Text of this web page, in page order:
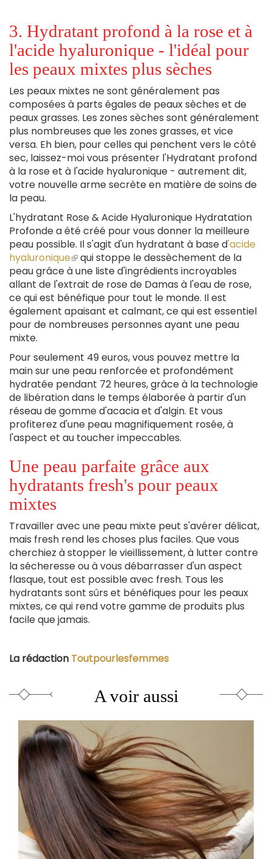
3. Hydratant profond à la rose et à
l'acide hyaluronique - l'idéal pour
les peaux mixtes plus sèches
Les peaux mixtes ne sont généralement pas
composées à parts égales de peaux sèches et de
peaux grasses. Les zones sèches sont généralement
plus nombreuses que les zones grasses, et vice
versa. Eh bien, pour celles qui penchent vers le côté
sec, laissez-moi vous présenter l'Hydratant profond
à la rose et à l'acide hyaluronique - autrement dit,
votre nouvelle arme secrète en matière de soins de
la peau.
L'hydratant Rose & Acide Hyaluronique Hydratation
Profonde a été créé pour vous donner la meilleure
peau possible. Il s'agit d'un hydratant à base d'acide
hyaluronique(le
lien
est
externe)
qui stoppe le dessèchement de la
peau grâce à une liste d'ingrédients incroyables
allant de l'extrait de rose de Damas à l'eau de rose,
ce qui est bénéfique pour tout le monde. Il est
également apaisant et calmant, ce qui est essentiel
pour de nombreuses personnes ayant une peau
mixte.
Pour seulement 49 euros, vous pouvez mettre la
main sur une peau renforcée et profondément
hydratée pendant 72 heures, grâce à la technologie
de libération dans le temps élaborée à partir d'un
réseau de gomme d'acacia et d'algin. Et vous
profiterez d'une peau magnifiquement rosée, à
l'aspect et au toucher impeccables.
Une peau parfaite grâce aux
hydratants fresh's pour peaux
mixtes
Travailler avec une peau mixte peut s'avérer délicat,
mais fresh rend les choses plus faciles. Que vous
cherchiez à stopper le vieillissement, à lutter contre
la sécheresse ou à vous débarrasser d'un aspect
flasque, tout est possible avec fresh. Tous les
hydratants sont sûrs et bénéfiques pour les peaux
mixtes, ce qui rend votre gamme de produits plus
facile que jamais.
La rédaction Toutpourlesfemmes
A voir aussi